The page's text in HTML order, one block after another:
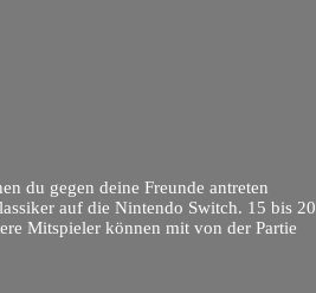
du gegen deine Freunde antreten
auf die Nintendo Switch. 15 bis 20
Mitspieler können mit von der Partie